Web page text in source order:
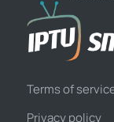
Terms of
Privacy policy